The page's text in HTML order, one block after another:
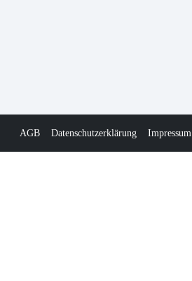
AGB Datenschutzerklärung Impressum